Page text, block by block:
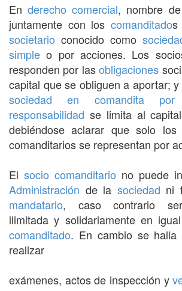
Enderecho comercial, nombre
juntamente con los comanditados
societario conocido como
simple o por acciones. Los
responden por lasobligaciones
capital que se obliguen a aportar;
sociedad en comandita por
responsabilidad se limita al
debiéndose aclarar que solo
comanditarios se representan por
El socio comanditario no puede
Administración de la sociedad ni
mandatario, caso contrario
ilimitada y solidariamente en
comanditado. En cambio se halla
realizar
exámenes, actos de inspección y